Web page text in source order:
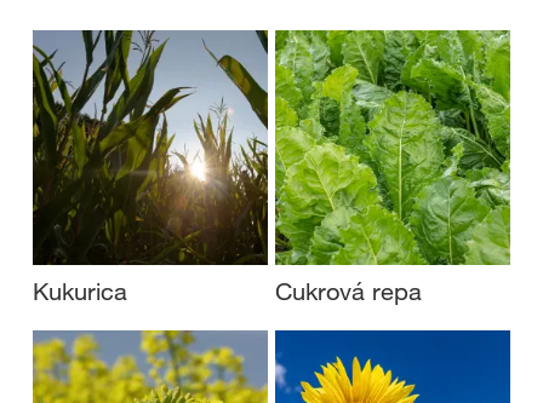
Kukurica Cukrová repa